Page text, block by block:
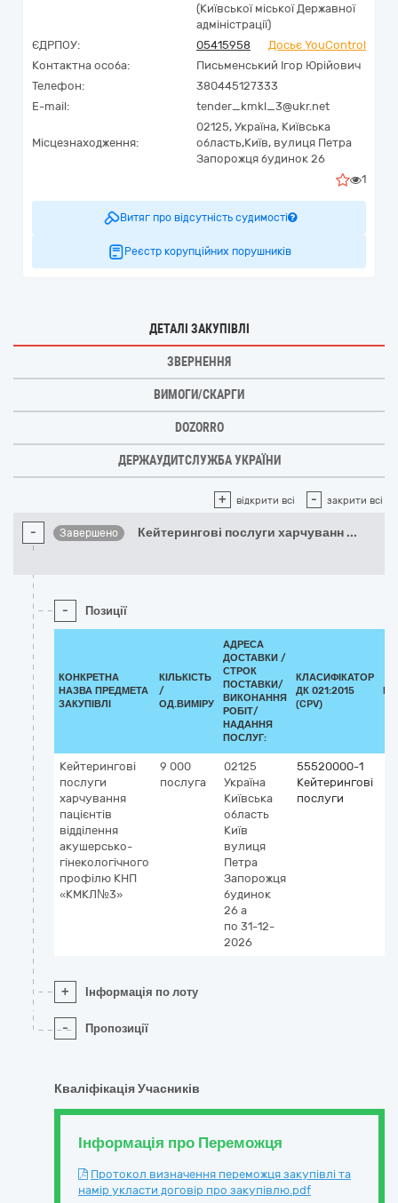
(Київської міської Державної
адміністрації)
ЄДРПОУ:
05415958
Досьє YouControl
Контактна особа:
Письменський Ігор Юрійович
Телефон:
380445127333
E-mail:
tender_kmkl_3@ukr.net
Місцезнаходження:
02125, Україна, Київська
область,Київ, вулиця Петра
Запорожця будинок 26
1
Витяг про відсутність судимості
Реєстр корупційних порушників
ДЕТАЛІ ЗАКУПІВЛІ
ЗВЕРНЕННЯ
ВИМОГИ/СКАРГИ
DOZORRO
ДЕРЖАУДИТСЛУЖБА УКРАЇНИ
+ відкрити всі - закрити всі
- Завершено Кейтерингові послуги харчуванн ...
- Позиції
КОНКРЕТНА
НАЗВА ПРЕДМЕТА
ЗАКУПІВЛІ
КІЛЬКІСТЬ
/
ОД.ВИМІРУ
АДРЕСА
ДОСТАВКИ /
СТРОК
ПОСТАВКИ/
ВИКОНАННЯ
РОБІТ/
НАДАННЯ
ПОСЛУГ:
КЛАСИФІКАТОР
ДК 021:2015
(CPV)
Кейтерингові
послуги
харчування
пацієнтів
відділення
акушерсько-
гінекологічного
профілю КНП
«КМКЛ№3»
9 000
послуга
02125
Україна
Київська
область
Київ
вулиця
Петра
Запорожця
будинок
26 а
по 31-12-
2026
55520000-1
Кейтерингові
послуги
+ Інформація по лоту
- Пропозиції
Кваліфікація Учасників
Інформація про Переможця
Протокол визначення переможця закупівлі та
намір укласти договір про закупівлю.pdf